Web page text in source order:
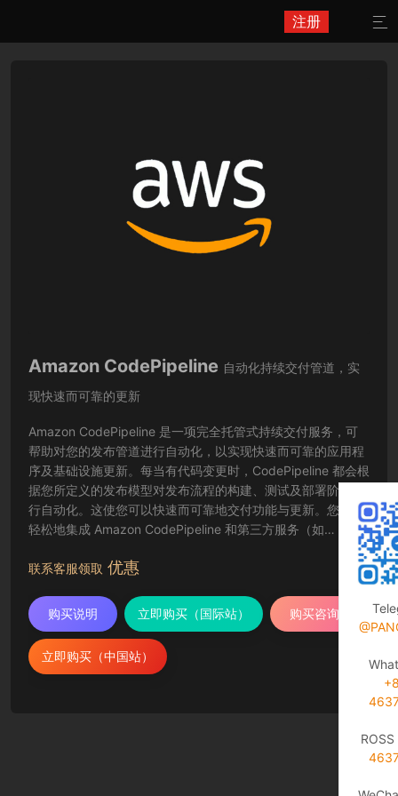
注册 
Amazon CodePipeline 自动化持续交付管道，实
现快速而可靠的更新
Amazon CodePipeline 是一项完全托管式持续交付服务，可
帮助对您的发布管道进行自动化，以实现快速而可靠的应用程
序及基础设施更新。每当有代码变更时，CodePipeline 都会根
据您所定义的发布模型对发布流程的构建、测试及部署阶段进
行自动化。这使您可以快速而可靠地交付功能与更新。您可以
轻松地集成 Amazon CodePipeline 和第三方服务（如
联系客服领取 优惠
购买说明 立即购买（国际站） 购买咨询
立即购买（中国站）